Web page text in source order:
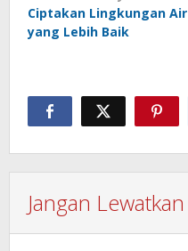
pos
Ciptakan Lingkungan Air
yang Lebih Baik
Jangan Lewatkan